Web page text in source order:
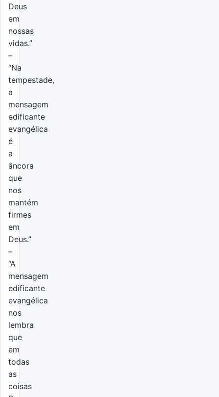
Deus
em
nossas
vidas.”
–
“Na
tempestade,
a
mensagem
edificante
evangélica
é
a
âncora
que
nos
mantém
firmes
em
Deus.”
–
“A
mensagem
edificante
evangélica
nos
lembra
que
em
todas
as
coisas